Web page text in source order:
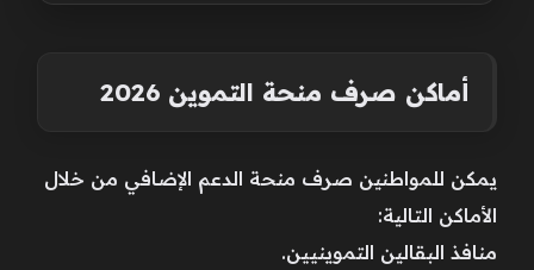
أماكن صرف منحة التموين 2026
يمكن للمواطنين صرف منحة الدعم الإضافي من خلال
الأماكن التالية:
منافذ البقالين التموينيين.